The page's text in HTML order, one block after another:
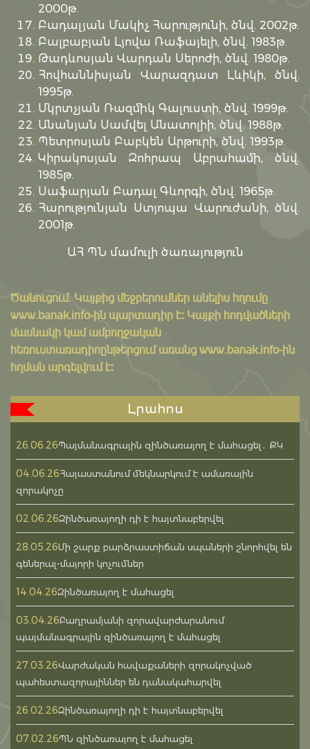
2000թ.
Բադալյան Մակիչ Հարությունի, ծնվ. 2002թ.
Բալբաբյան Լյովա Ռաֆայելի, ծնվ. 1983թ.
Թադևոսյան Վարդան Սերոժի, ծնվ. 1980թ.
Հովհաննիսյան Վարազդատ Լևիկի, ծնվ.
1995թ.
Մկրտչյան Ռազմիկ Գալուստի, ծնվ. 1999թ.
Անանյան Սամվել Անատոլիի, ծնվ. 1988թ.
Պետրոսյան Բաբկեն Արթուրի, ծնվ. 1993թ.
Կիրակոսյան Զոհրապ Աբրահամի, ծնվ.
1985թ.
Սաֆարյան Բադալ Գևորգի, ծնվ. 1965թ.
Հարությունյան Ստյոպա Վարուժանի, ծնվ.
2001թ.
ԱՀ ՊՆ մամուլի ծառայություն
Ծանուցում․ Կայքից մեջբերումներ անելիս հղումը
www.banak.info-ին պարտադիր է: Կայքի հոդվածների
մասնակի կամ ամբողջական
հեռուստառադիոընթերցում առանց www.banak.info-ին
հղման արգելվում է:
Լրահոս
26.06.26Պայմանագրային զինծառայող է մահացել․ ՔԿ
04.06.26Հայաստանում մեկնարկում է ամառային
զորակոչը
02.06.26Զինծառայողի դի է հայտնաբերվել
28.05.26Մի շարք բարձրաստիճան սպաների շնորհվել են
գեներալ-մայորի կոչումներ
14.04.26Զինծառայող է մահացել
03.04.26Բաղրամյանի զորավարժարանում
պայմանագրային զինծառայող է մահացել
27.03.26Վարժական հավաքաների զորակոչված
պահեստազորայիններ են դանակահարվել
26.02.26Զինծառայողի դի է հայտնաբերվել
07.02.26ՊՆ զինծառայող է մահացել